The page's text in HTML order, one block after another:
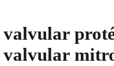
valvular